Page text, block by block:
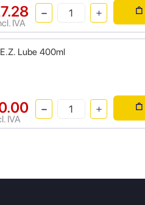
IVA
Lube 400ml
IVA